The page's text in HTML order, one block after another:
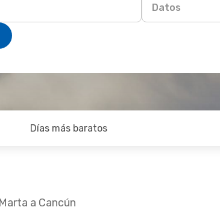
Datos
Días más baratos
a Cancún